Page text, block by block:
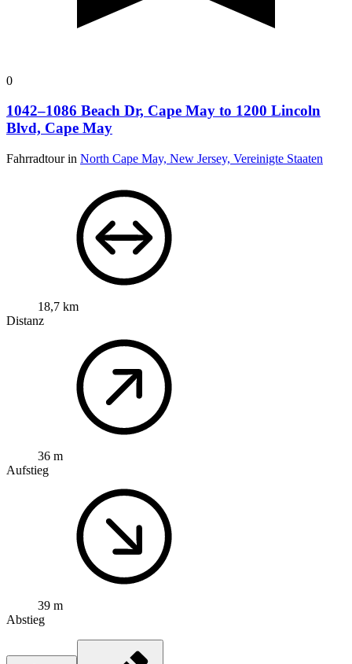
0
1042–1086 Beach Dr, Cape May to 1200 Lincoln
Blvd, Cape May
Fahrradtour in North Cape May, New Jersey, Vereinigte Staaten
18,7 km
Distanz
36 m
Aufstieg
39 m
Abstieg